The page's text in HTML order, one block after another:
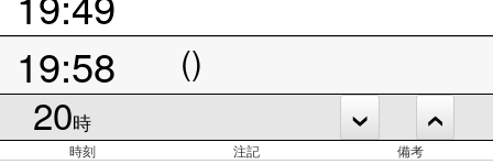
19:58
()
20時
時刻 注記 備考